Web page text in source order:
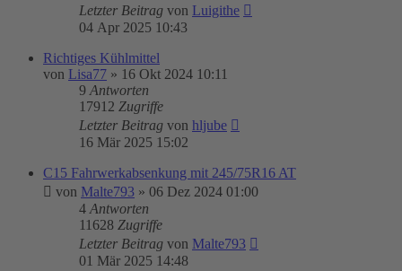
Letzter Beitrag von Luigithe
04 Apr 2025 10:43
Richtiges Kühlmittel
von Lisa77 » 16 Okt 2024 10:11
9 Antworten
17912 Zugriffe
Letzter Beitrag von hljube
16 Mär 2025 15:02
C15 Fahrwerkabsenkung mit 245/75R16 AT
von Malte793 » 06 Dez 2024 01:00
4 Antworten
11628 Zugriffe
Letzter Beitrag von Malte793
01 Mär 2025 14:48